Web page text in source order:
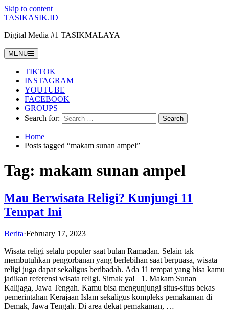
Skip to content
TASIKASIK.ID
Digital Media #1 TASIKMALAYA
MENU
TIKTOK
INSTAGRAM
YOUTUBE
FACEBOOK
GROUPS
Search for:
Home
Posts tagged “makam sunan ampel”
Tag: makam sunan ampel
Mau Berwisata Religi? Kunjungi 11
Tempat Ini
Berita·February 17, 2023
Wisata religi selalu populer saat bulan Ramadan. Selain tak
membutuhkan pengorbanan yang berlebihan saat berpuasa, wisata
religi juga dapat sekaligus beribadah. Ada 11 tempat yang bisa kamu
jadikan referensi wisata religi. Simak ya! 1. Makam Sunan
Kalijaga, Jawa Tengah. Kamu bisa mengunjungi situs-situs bekas
pemerintahan Kerajaan Islam sekaligus kompleks pemakaman di
Demak, Jawa Tengah. Di area dekat pemakaman, …